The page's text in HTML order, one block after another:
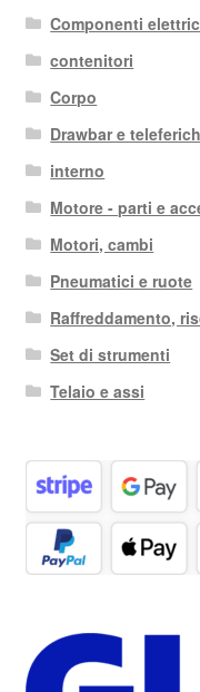
Componenti
contenitori
Corpo
Drawbar e
interno
Motore - parti e
Motori, cambi
Pneumatici e ruote
Raffreddamento,
Set di strumenti
Telaio e assi